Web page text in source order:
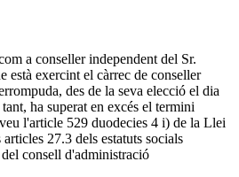
a conseller independent del Sr.
està exercint el càrrec de conseller
des de la seva elecció el dia
ha superat en excés el termini
l'article 529 duodecies 4 i) de la Llei
27.3 dels estatuts socials
consell d'administració